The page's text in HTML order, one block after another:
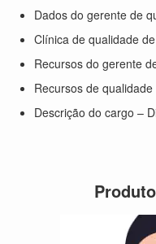
Dados do gerente de
Clínica de qualidade
Recursos do gerente
Recursos de qualidade
Descrição do cargo –